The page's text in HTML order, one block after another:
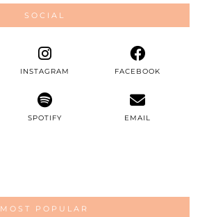
SOCIAL
INSTAGRAM FACEBOOK
SPOTIFY EMAIL
MOST POPULAR